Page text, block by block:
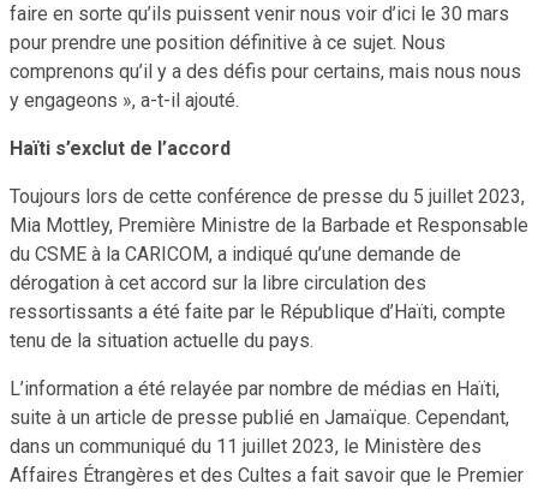
faire en sorte qu’ils puissent venir nous voir d’ici le 30 mars
pour prendre une position définitive à ce sujet. Nous
comprenons qu’il y a des défis pour certains, mais nous nous
y engageons », a-t-il ajouté.
Haïti s’exclut de l’accord
Toujours lors de cette conférence de presse du 5 juillet 2023,
Mia Mottley, Première Ministre de la Barbade et Responsable
du CSME à la CARICOM, a indiqué qu’une demande de
dérogation à cet accord sur la libre circulation des
ressortissants a été faite par le République d’Haïti, compte
tenu de la situation actuelle du pays.
L’information a été relayée par nombre de médias en Haïti,
suite à un article de presse publié en Jamaïque. Cependant,
dans un communiqué du 11 juillet 2023, le Ministère des
Affaires Étrangères et des Cultes a fait savoir que le Premier